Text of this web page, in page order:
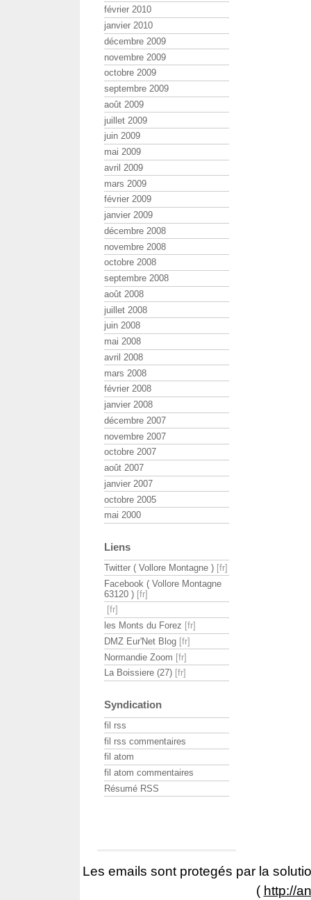
février 2010
janvier 2010
décembre 2009
novembre 2009
octobre 2009
septembre 2009
août 2009
juillet 2009
juin 2009
mai 2009
avril 2009
mars 2009
février 2009
janvier 2009
décembre 2008
novembre 2008
octobre 2008
septembre 2008
août 2008
juillet 2008
juin 2008
mai 2008
avril 2008
mars 2008
février 2008
janvier 2008
décembre 2007
novembre 2007
octobre 2007
août 2007
janvier 2007
octobre 2005
mai 2000
Liens
Twitter ( Vollore Montagne )
Facebook ( Vollore Montagne
63120 )
les Monts du Forez
DMZ Eur'Net Blog
Normandie Zoom
La Boissiere (27)
Syndication
fil rss
fil rss commentaires
fil atom
fil atom commentaires
Résumé RSS
Les emails sont protegés par la
( http://